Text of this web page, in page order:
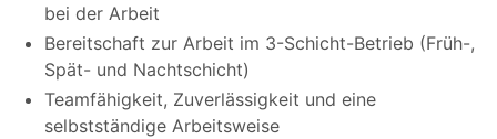
bei der Arbeit
Bereitschaft zur Arbeit im 3-Schicht-Betrieb (Früh-,
Spät- und Nachtschicht)
Teamfähigkeit, Zuverlässigkeit und eine
selbstständige Arbeitsweise